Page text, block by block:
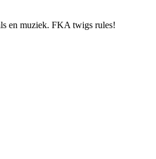
en muziek. FKA twigs rules!